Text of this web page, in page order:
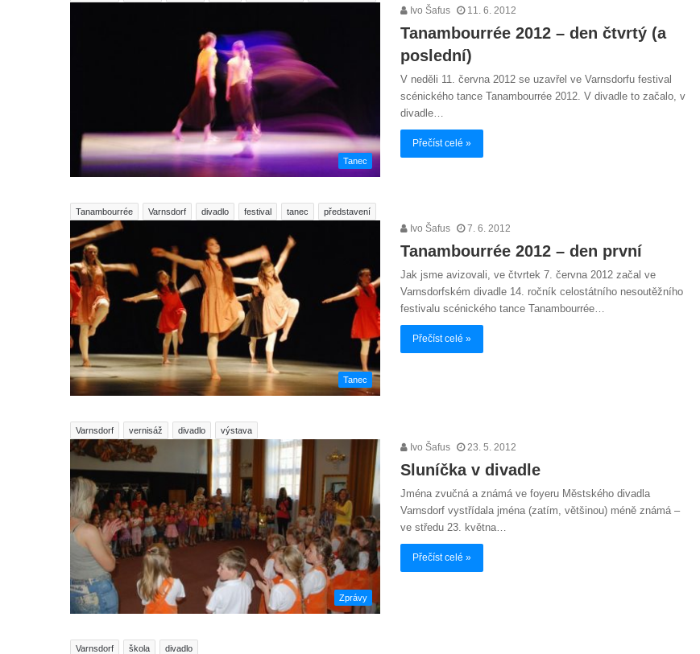
Tanec
Ivo Šafus 11. 6. 2012
Tanambourrée 2012 – den čtvrtý (a
poslední)
V neděli 11. června 2012 se uzavřel ve Varnsdorfu festival
scénického tance Tanambourrée 2012. V divadle to začalo, v
divadle…
Přečíst celé »
Tanambourrée Varnsdorf divadlo festival tanec představení
Tanec
Ivo Šafus 7. 6. 2012
Tanambourrée 2012 – den první
Jak jsme avizovali, ve čtvrtek 7. června 2012 začal ve
Varnsdorfském divadle 14. ročník celostátního nesoutěžního
festivalu scénického tance Tanambourrée…
Přečíst celé »
Varnsdorf vernisáž divadlo výstava
Zprávy
Ivo Šafus 23. 5. 2012
Sluníčka v divadle
Jména zvučná a známá ve foyeru Městského divadla
Varnsdorf vystřídala jména (zatím, většinou) méně známá –
ve středu 23. května…
Přečíst celé »
Varnsdorf škola divadlo